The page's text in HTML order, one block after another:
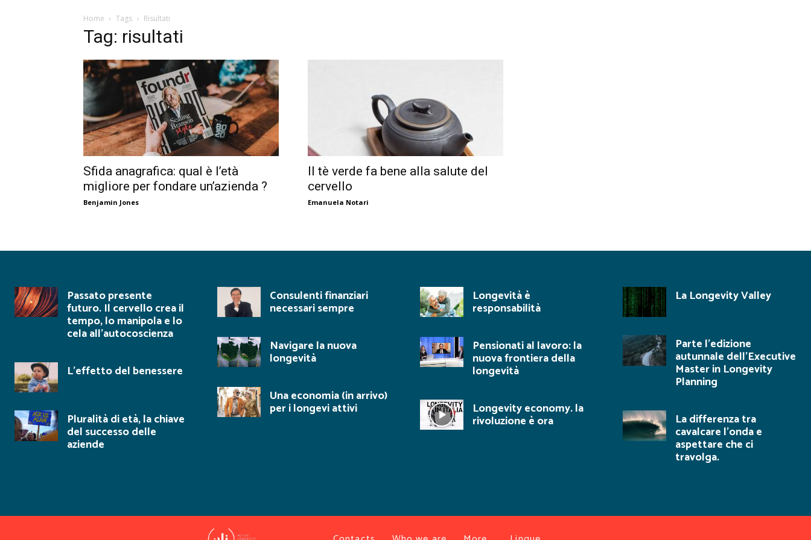
Home Tags Risultati
Tag: risultati
Sfida anagrafica: qual è l’età
migliore per fondare un’azienda ?
Benjamin Jones
Il tè verde fa bene alla salute del
cervello
Emanuela Notari
Passato presente
futuro. Il cervello crea il
tempo, lo manipola e lo
cela all’autocoscienza
L’effetto del benessere
Pluralità di età, la chiave
del successo delle
aziende
Consulenti finanziari
necessari sempre
Navigare la nuova
longevità
Una economia (in arrivo)
per i longevi attivi
Longevità è
responsabilità
Pensionati al lavoro: la
nuova frontiera della
longevità
Longevity economy. la
rivoluzione è ora
La Longevity Valley
Parte l’edizione
autunnale dell’Executive
Master in Longevity
Planning
La differenza tra
cavalcare l’onda e
aspettare che ci
travolga.